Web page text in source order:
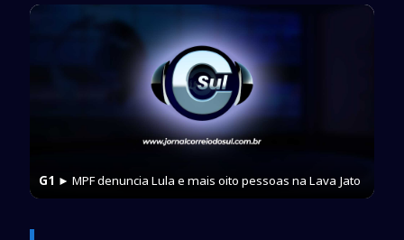
G1 ► MPF denuncia Lula e mais oito pessoas na Lava Jato